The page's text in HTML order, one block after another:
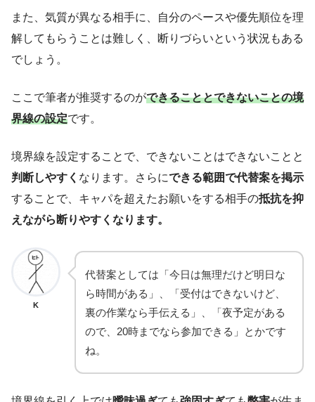
また、気質が異なる相手に、自分のペースや優先順位を理
解してもらうことは難しく、断りづらいという状況もある
でしょう。
ここで筆者が推奨するのができることとできないことの境
界線の設定です。
境界線を設定することで、できないことはできないことと
判断しやすく なります。さらにできる範囲で代替案を掲示
することで、キャパを超えたお願いをする相手の抵抗を抑
えながら断りやすくなります。
K
代替案としては「今日は無理だけど明日な
ら時間がある」、「受付はできないけど、
裏の作業なら手伝える」、「夜予定がある
ので、20時までなら参加できる」とかです
ね。